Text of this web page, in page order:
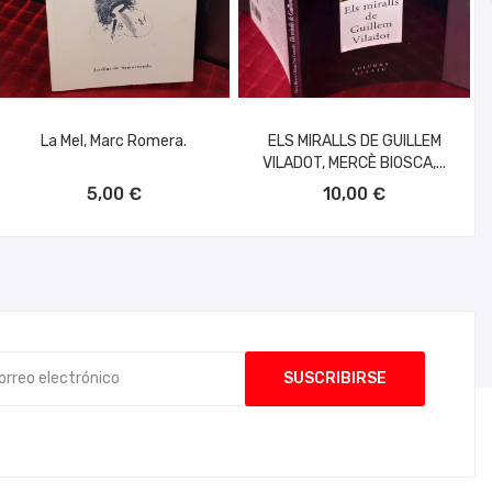
La Mel, Marc Romera.
5,00 €
ELS MIRALLS DE GUILLEM
VILADOT, MERCÈ BIOSCA,...
10,00 €